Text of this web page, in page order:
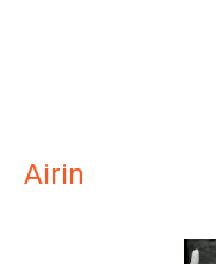
Airin